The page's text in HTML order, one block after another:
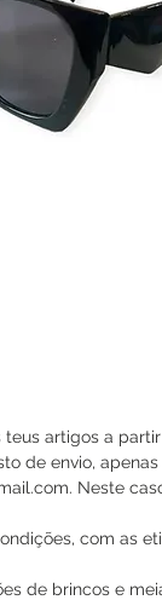
teus artigos a
de envio,
Neste
com as
de brincos e